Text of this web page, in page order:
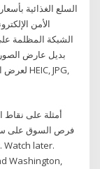
السلع الغذائية
الأمن
الشبكة المظلمة
فرص السوق على
Washington,